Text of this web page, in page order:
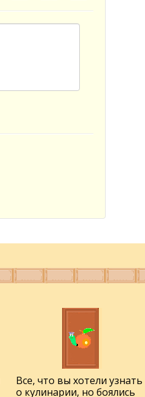
Все, что вы хотели узнать
о кулинарии, но боялись